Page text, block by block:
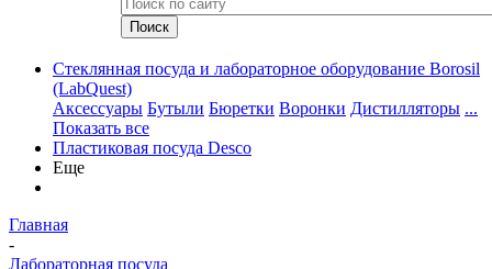
Стеклянная посуда и лабораторное оборудование Borosil
(LabQuest)
Аксессуары Бутыли Бюретки Воронки Дистилляторы ...
Показать все
Пластиковая посуда Desco
Еще
Главная
-
Лабораторная посуда